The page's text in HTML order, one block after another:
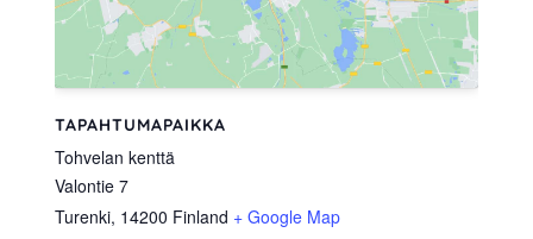
TAPAHTUMAPAIKKA
Tohvelan kenttä
Valontie 7
Turenki, 14200 Finland + Google Map